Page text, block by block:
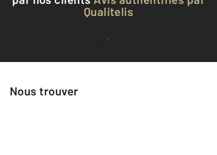
Qualitelis
Voir tous les avis clients
Nous trouver